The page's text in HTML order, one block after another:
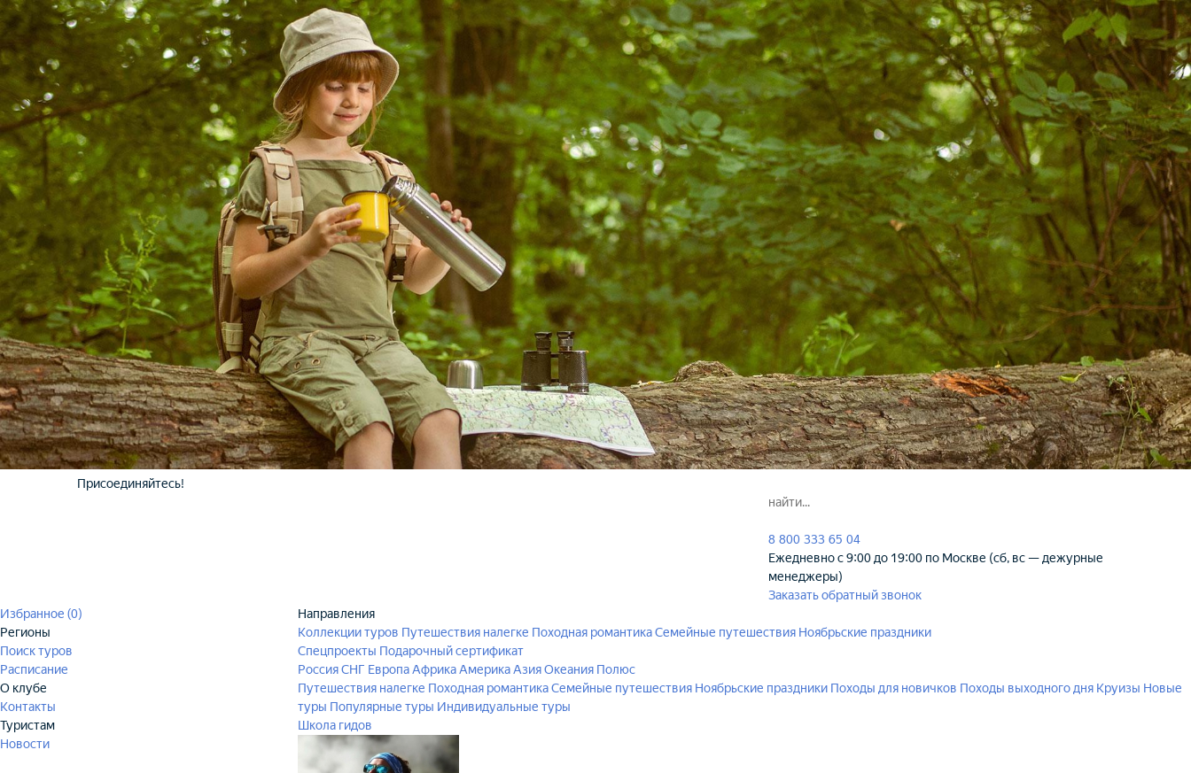
Присоединяйтесь!
8 800 333 65 04
Ежедневно с 9:00 до 19:00 по Москве (сб, вс — дежурные
менеджеры)
Заказать обратный звонок
Избранное (0)
Регионы
Поиск туров
Расписание
О клубе
Контакты
Туристам
Новости
Направления
Коллекции туров Путешествия налегке Походная романтикаСемейные путешествия Ноябрьские праздники
Спецпроекты Подарочный сертификат
РоссияСНГ ЕвропаАфрикаАмерикаАзияОкеания Полюс
Путешествия налегке Походная романтикаСемейные путешествия Ноябрьские праздники Походы для новичков Походы выходного дня Круизы Новые
туры Популярные туры Индивидуальные туры
Школа гидов